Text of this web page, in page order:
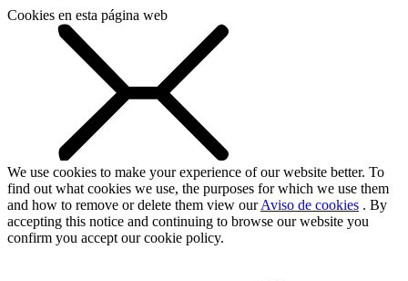
Cookies en esta página web
We use cookies to make your experience of our website better. To
find out what cookies we use, the purposes for which we use them
and how to remove or delete them view ourAviso de cookies . By
accepting this notice and continuing to browse our website you
confirm you accept our cookie policy.